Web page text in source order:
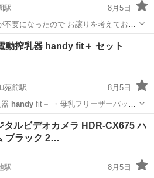
駅
8月5日
要になったので お譲りを考えており
のがはいっており 160ml哺乳瓶、乳
た母乳フリーザーパッ
産後用品
動搾乳器 handy fit＋ セット
苑前駅
8月5日
handyfit＋ ・母乳フリーザーパック
プター（未開封） 【状態】 搾
使用後は毎回洗浄・除菌しておりま
駅 ベビー用品
タルビデオカメラ HDR-CX675 ハ
ブラック 2…
駅
8月5日